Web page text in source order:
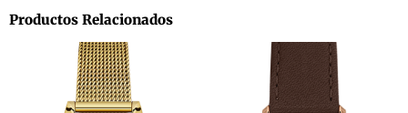
Productos Relacionados